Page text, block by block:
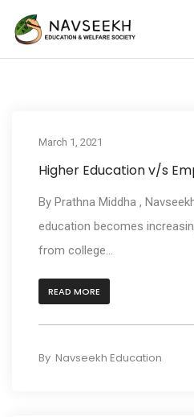
March 1, 2021
Higher Education v/s
By Prathna Middha ,
education becomes
from college...
READ MORE
By Navseekh Education